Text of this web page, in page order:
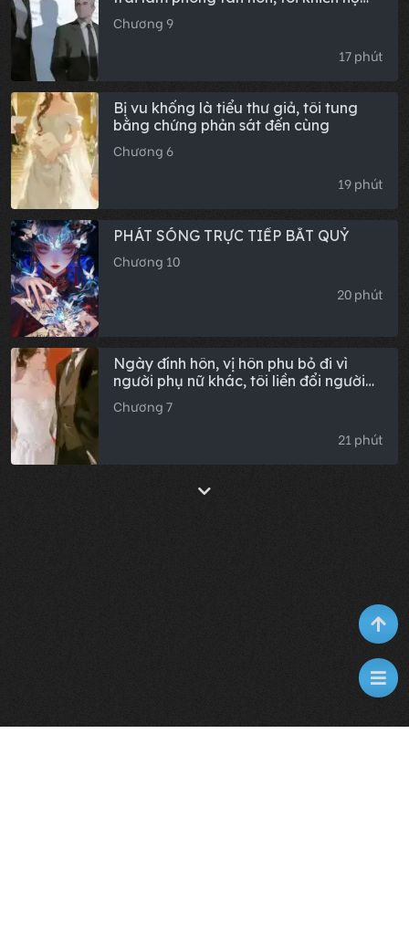
phải ra đường
Chương 9
17 phút
Bị vu khống là tiểu thư giả, tôi tung
bằng chứng phản sát đến cùng
Chương 6
19 phút
PHÁT SÓNG TRỰC TIẾP BẮT QUỶ
Chương 10
20 phút
Ngày đính hôn, vị hôn phu bỏ đi vì
người phụ nữ khác, tôi liền đổi người
khác
Chương 7
21 phút